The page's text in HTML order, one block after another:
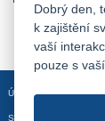
Úvodní stránka Mapa
Sledujte nás:
Dobrý den,
k zajištění
vaší
pouze s